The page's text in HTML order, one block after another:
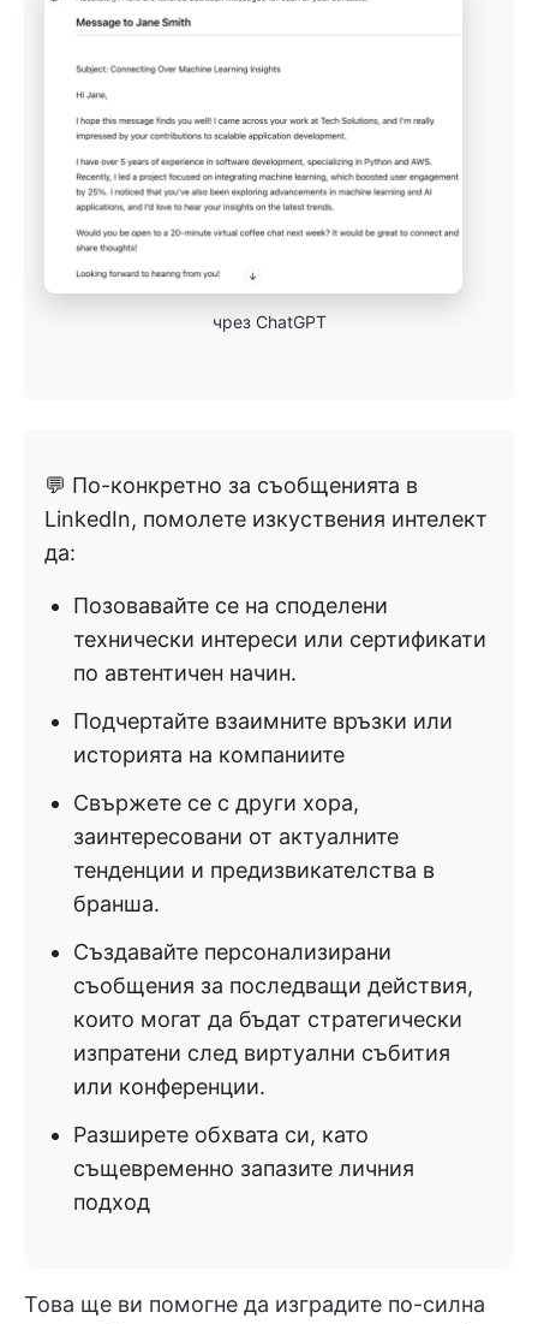
чрез ChatGPT
💬 По-конкретно за съобщенията в
LinkedIn, помолете изкуствения интелект
да:
Позовавайте се на споделени
технически интереси или сертификати
по автентичен начин.
Подчертайте взаимните връзки или
историята на компаниите
Свържете се с други хора,
заинтересовани от актуалните
тенденции и предизвикателства в
бранша.
Създавайте персонализирани
съобщения за последващи действия,
които могат да бъдат стратегически
изпратени след виртуални събития
или конференции.
Разширете обхвата си, като
същевременно запазите личния
подход
Това ще ви помогне да изградите по-силна